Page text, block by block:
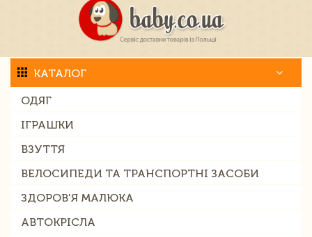
КАТАЛОГ
ОДЯГ
ІГРАШКИ
ВЗУТТЯ
ВЕЛОСИПЕДИ ТА ТРАНСПОРТНІ ЗАСОБИ
ЗДОРОВ'Я МАЛЮКА
АВТОКРІСЛА